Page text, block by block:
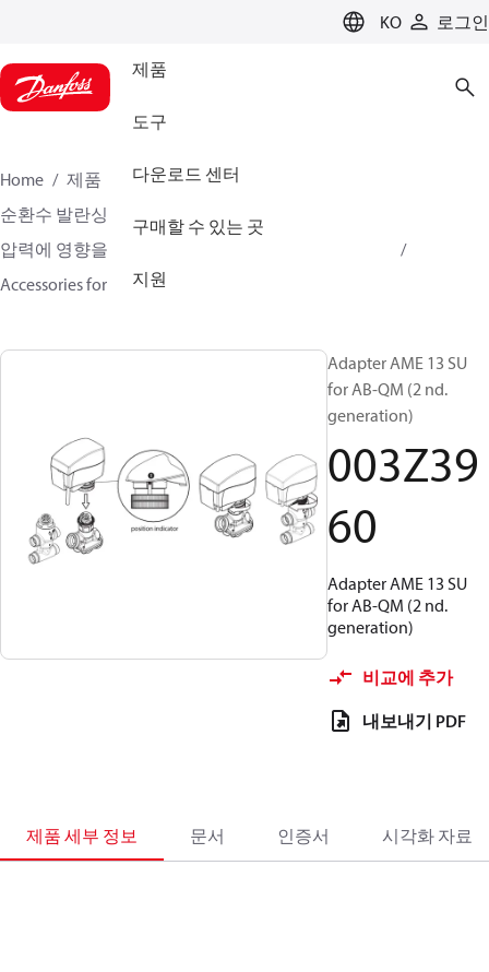
KO 로그인
제품
도구
다운로드 센터
구매할 수 있는 곳
지원
Home 제품
클라이미트 솔루션스 - 히팅
순환수 발란싱 및 컨트롤
압력에 영향을 받지 않는 발란싱 및 컨트롤
Accessories for AB-QM
Adapter AME 13 SU
for AB-QM (2 nd.
generation)
003Z39
60
Adapter AME 13 SU
for AB-QM (2 nd.
generation)
비교에 추가
내보내기 PDF
제품 세부 정보 문서 인증서 시각화 자료